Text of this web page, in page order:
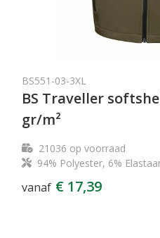
BS551-03-3XL
BS Traveller
gr/m²
21036 op voorraad
94% Polyester, 6%
vanaf € 17,39